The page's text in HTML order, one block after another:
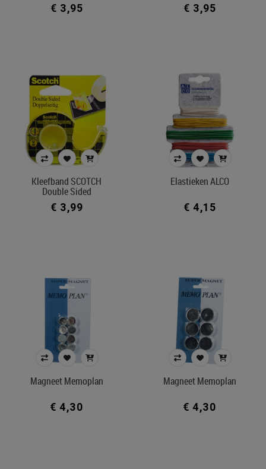
€ 3,95 € 3,95
Kleefband SCOTCH
Double Sided
€ 3,99
Elastieken ALCO
€ 4,15
Magneet Memoplan
€ 4,30
Magneet Memoplan
€ 4,30